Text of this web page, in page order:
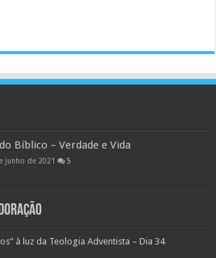
Bíblico – Verdade e Vida
junho de 2021 5
à luz da Teologia Adventista – Dia 34